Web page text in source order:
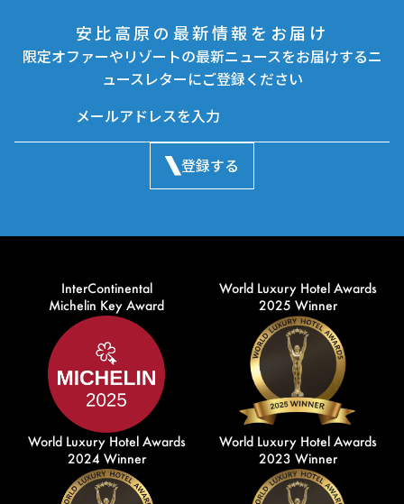
安比高原の最新情報をお届け
限定オファーやリゾートの最新ニュースをお届けするニ
ュースレターにご登録ください
登録する
InterContinental
Michelin Key Award
World Luxury Hotel Awards
2025 Winner
World Luxury Hotel Awards
2024 Winner
World Luxury Hotel Awards
2023 Winner